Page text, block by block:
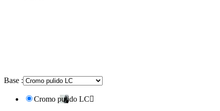
Base :
Cromo pulido LC